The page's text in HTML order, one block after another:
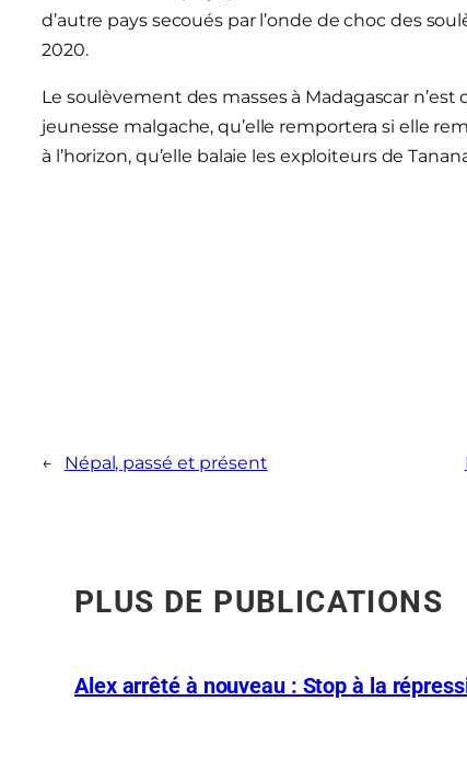
d’autre pays secoués par l’onde de choc des
2020.
Le soulèvement des masses à Madagascar
jeunesse malgache, qu’elle remportera si elle
à l’horizon, qu’elle balaie les exploiteurs de
← Népal, passé et présent
PLUS DE PUBLICATIONS
Alex arrêté à nouveau : Stop à la